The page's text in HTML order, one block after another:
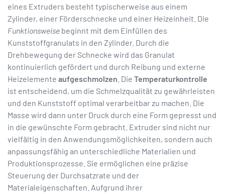
eines Extruders besteht typischerweise aus einem
Zylinder, einer Förderschnecke und einer Heizeinheit. Die
Funktionsweise beginnt mit dem Einfüllen des
Kunststoffgranulats in den Zylinder. Durch die
Drehbewegung der Schnecke wird das Granulat
kontinuierlich gefördert und durch Reibung und externe
Heizelemente aufgeschmolzen . Die Temperaturkontrolle
ist entscheidend, um die Schmelzqualität zu gewährleisten
und den Kunststoff optimal verarbeitbar zu machen. Die
Masse wird dann unter Druck durch eine Form gepresst und
in die gewünschte Form gebracht. Extruder sind nicht nur
vielfältig in den Anwendungsmöglichkeiten, sondern auch
anpassungsfähig an unterschiedliche Materialien und
Produktionsprozesse. Sie ermöglichen eine präzise
Steuerung der Durchsatzrate und der
Materialeigenschaften. Aufgrund ihrer